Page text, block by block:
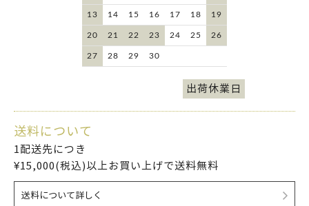
13 14 15 16 17 18 19
20 21 22 23 24 25 26
27 28 29 30
出荷休業日
送料について
1配送先につき
¥15,000(税込)以上お買い上げで送料無料
送料について詳しく